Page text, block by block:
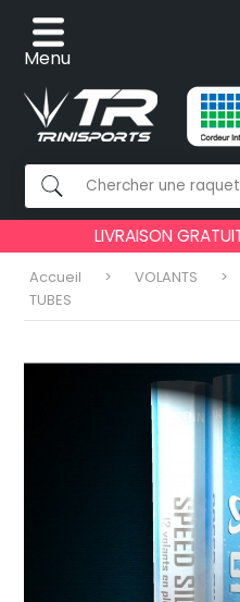
Menu
LIVRAISON
Accueil VOLANTS
TUBES